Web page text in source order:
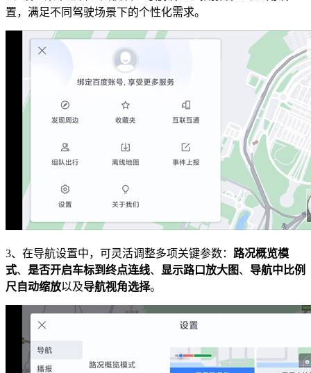
置，满足不同驾驶场景下的个性化需求。
3、在导航设置中，可灵活调整多项关键参数： 路况概览模
式、 是否开启车标到终点连线、 显示路口放大图、 导航中比例
尺自动缩放以及导航视角选择。